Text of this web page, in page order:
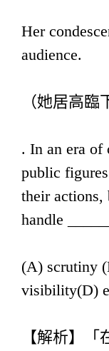
Her
audience.
（她居高臨
. In an era of
public
their
handle
(A) scrutiny
visibility(D)
【解析】